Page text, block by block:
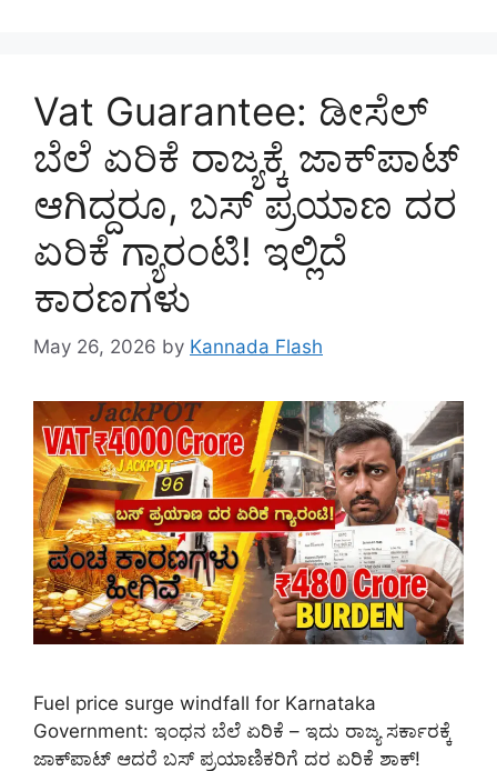
Vat Guarantee: ಡೀಸೆಲ್
ಬೆಲೆ ಏರಿಕೆ ರಾಜ್ಯಕ್ಕೆ ಜಾಕ್‌ಪಾಟ್
ಆಗಿದ್ದರೂ, ಬಸ್ ಪ್ರಯಾಣ ದರ
ಏರಿಕೆ ಗ್ಯಾರಂಟಿ! ಇಲ್ಲಿದೆ
ಕಾರಣಗಳು
May 26, 2026 by Kannada Flash
Fuel price surge windfall for Karnataka
Government: ಇಂಧನ ಬೆಲೆ ಏರಿಕೆ – ಇದು ರಾಜ್ಯ ಸರ್ಕಾರಕ್ಕೆ
ಜಾಕ್‌ಪಾಟ್ ಆದರೆ ಬಸ್ ಪ್ರಯಾಣಿಕರಿಗೆ ದರ ಏರಿಕೆ ಶಾಕ್!